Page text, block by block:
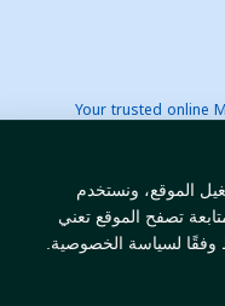
الموقع، ونستخدم
تصفح الموقع تعني
وفقًا لسياسة الخصوصية.
Your trusted online